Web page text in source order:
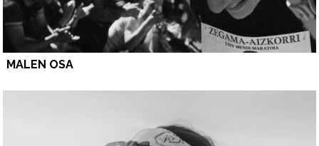
MALEN OSA